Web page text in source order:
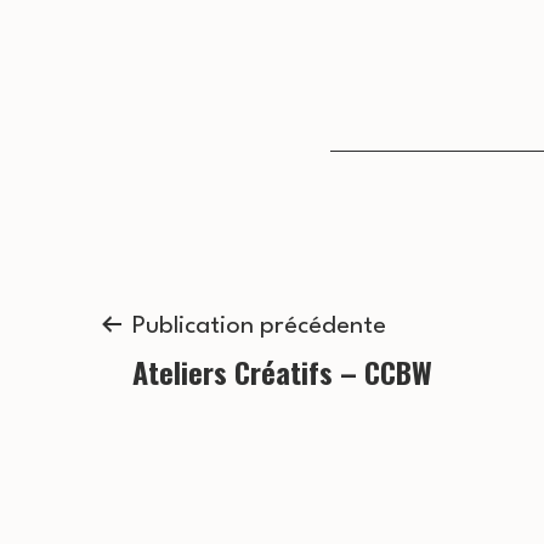
Navigation
de
Publication précédente
Ateliers Créatifs – CCBW